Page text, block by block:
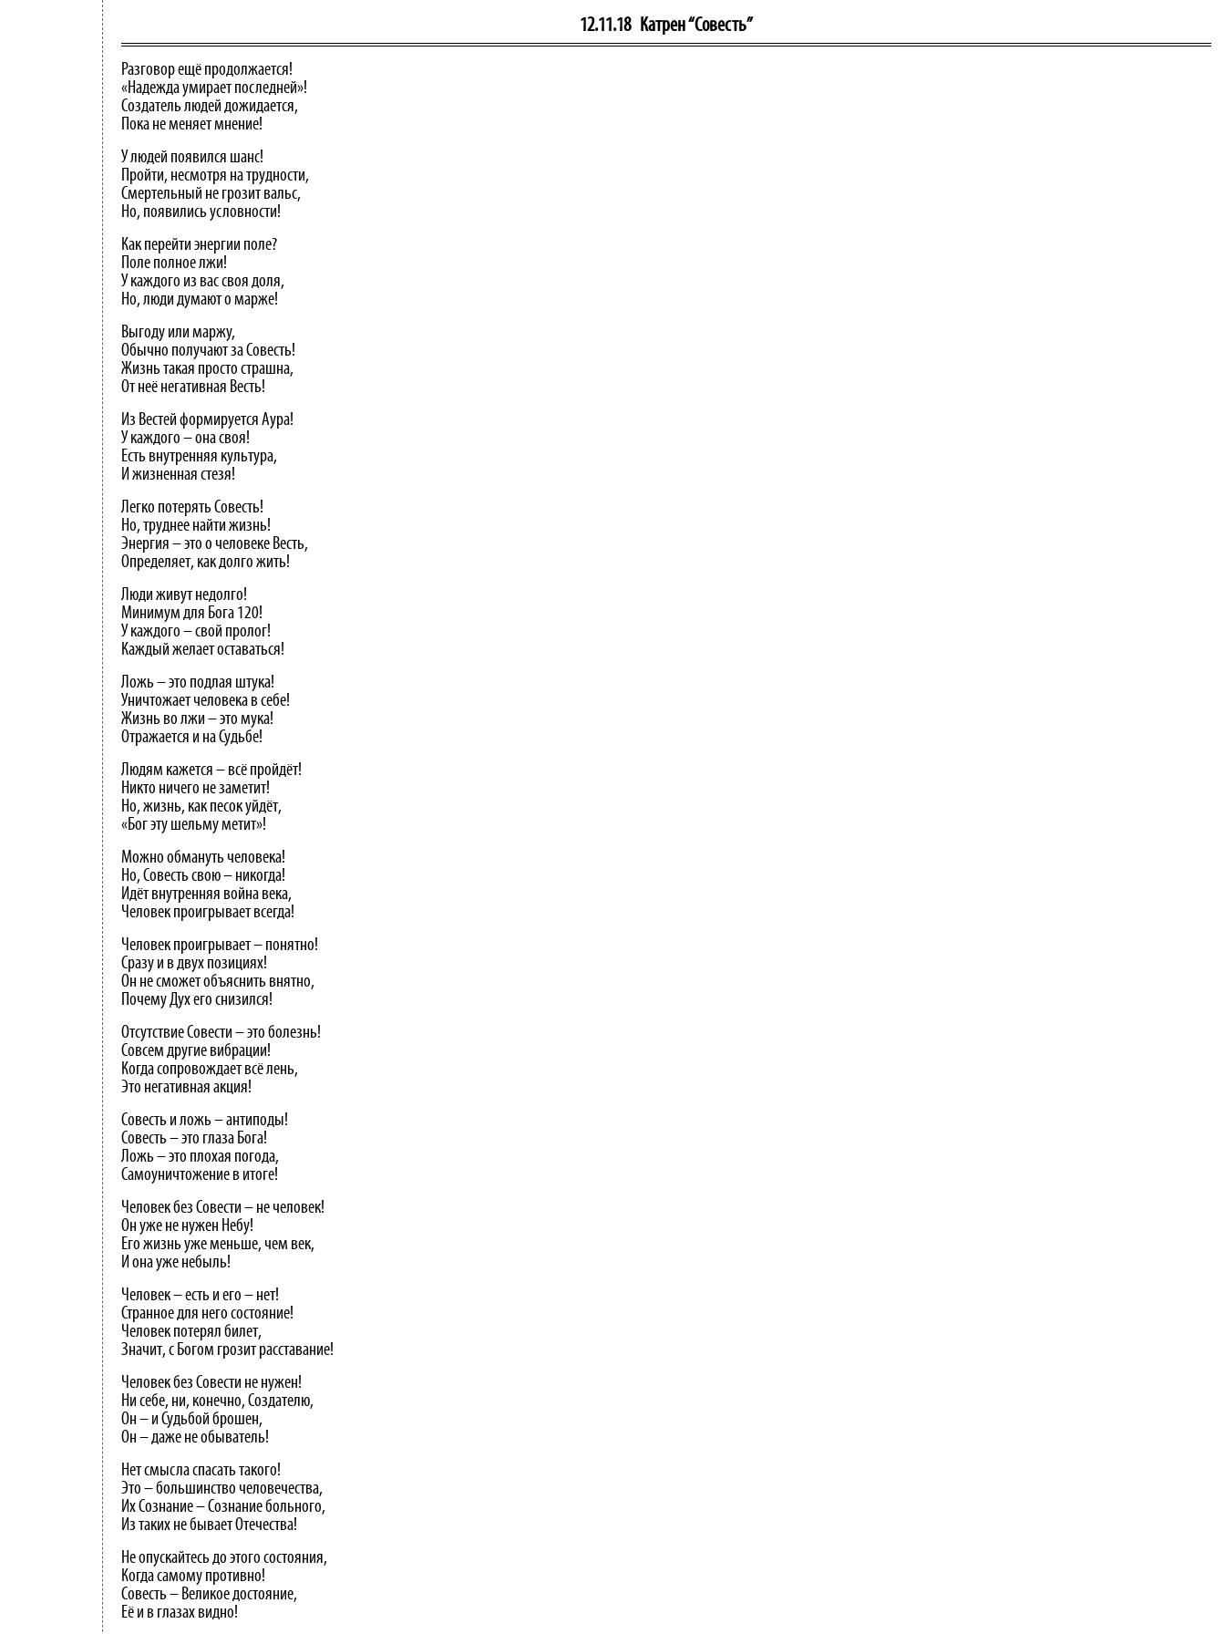
12.11.18 Катрен “Совесть”
Разговор ещё продолжается!
«Надежда умирает последней»!
Создатель людей дожидается,
Пока не меняет мнение!
У людей появился шанс!
Пройти, несмотря на трудности,
Смертельный не грозит вальс,
Но, появились условности!
Как перейти энергии поле?
Поле полное лжи!
У каждого из вас своя доля,
Но, люди думают о марже!
Выгоду или маржу,
Обычно получают за Совесть!
Жизнь такая просто страшна,
От неё негативная Весть!
Из Вестей формируется Аура!
У каждого – она своя!
Есть внутренняя культура,
И жизненная стезя!
Легко потерять Совесть!
Но, труднее найти жизнь!
Энергия – это о человеке Весть,
Определяет, как долго жить!
Люди живут недолго!
Минимум для Бога 120!
У каждого – свой пролог!
Каждый желает оставаться!
Ложь – это подлая штука!
Уничтожает человека в себе!
Жизнь во лжи – это мука!
Отражается и на Судьбе!
Людям кажется – всё пройдёт!
Никто ничего не заметит!
Но, жизнь, как песок уйдёт,
«Бог эту шельму метит»!
Можно обмануть человека!
Но, Совесть свою – никогда!
Идёт внутренняя война века,
Человек проигрывает всегда!
Человек проигрывает – понятно!
Сразу и в двух позициях!
Он не сможет объяснить внятно,
Почему Дух его снизился!
Отсутствие Совести – это болезнь!
Совсем другие вибрации!
Когда сопровождает всё лень,
Это негативная акция!
Совесть и ложь – антиподы!
Совесть – это глаза Бога!
Ложь – это плохая погода,
Самоуничтожение в итоге!
Человек без Совести – не человек!
Он уже не нужен Небу!
Его жизнь уже меньше, чем век,
И она уже небыль!
Человек – есть и его – нет!
Странное для него состояние!
Человек потерял билет,
Значит, с Богом грозит расставание!
Человек без Совести не нужен!
Ни себе, ни, конечно, Создателю,
Он – и Судьбой брошен,
Он – даже не обыватель!
Нет смысла спасать такого!
Это – большинство человечества,
Их Сознание – Сознание больного,
Из таких не бывает Отечества!
Не опускайтесь до этого состояния,
Когда самому противно!
Совесть – Великое достояние,
Её и в глазах видно!